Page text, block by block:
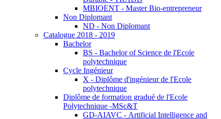
MBIOENT - Master Bio-entrepreneur
Non Diplomant
ND - Non Diplomant
Catalogue 2018 - 2019
Bachelor
BS - Bachelor of Science de l'Ecole
polytechnique
Cycle Ingénieur
X - Diplôme d'ingénieur de l'Ecole
polytechnique
Diplôme de formation gradué de l'Ecole
Polytechnique -MSc&T
GD-AIAVC - Artificial Intelligence and